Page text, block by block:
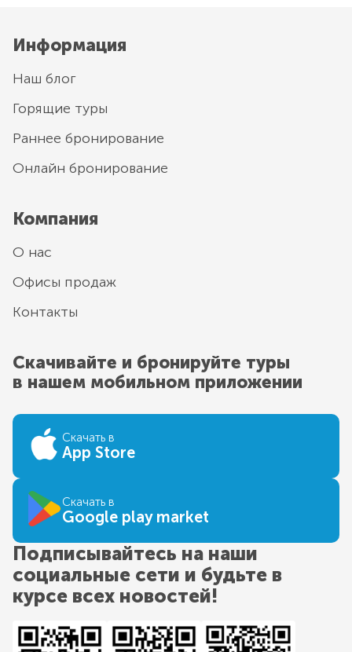
Информация
Наш блог
Горящие туры
Раннее бронирование
Онлайн бронирование
Компания
О нас
Офисы продаж
Контакты
Скачивайте и бронируйте туры
в нашем мобильном приложении
Скачать в
App Store
Скачать в
Google play market
Подписывайтесь на наши
социальные сети и будьте в
курсе всех новостей!